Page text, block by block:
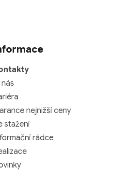
nejnižší ceny
stažení
rádce